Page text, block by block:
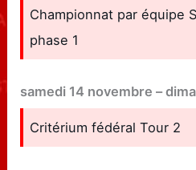
Championnat par équipe
phase 1
samedi 14 novembre –
Critérium fédéral Tour 2